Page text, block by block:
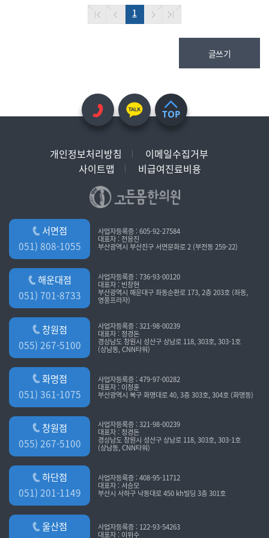
1
글쓰기
TOP
개인정보처리방침
이메일수집거부
사이트맵
비급여진료비용
서면점
051) 808-1055
사업자등록증 : 605-92-27584
대표자 : 전응진
부산광역시 부산진구 서면문화로 2 (부전동 259-22)
해운대점
051) 701-8733
사업자등록증 : 736-93-00120
대표자 : 빈창현
부산광역시 해운대구 좌동순환로 173, 2층 203호 (좌동,
영풍프라자)
창원점
055) 267-5100
사업자등록증 : 321-98-00239
대표자 : 정경돈
경상남도 창원시 성산구 상남로 118, 303호, 303-1호
(상남동, CNN타워)
화명점
051) 361-1075
사업자등록증 : 479-97-00282
대표자 : 이정훈
부산광역시 북구 화명대로 40, 3층 303호, 304호 (화명동)
창원점
055) 267-5100
사업자등록증 : 321-98-00239
대표자 : 정경돈
경상남도 창원시 성산구 상남로 118, 303호, 303-1호
(상남동, CNN타워)
하단점
051) 201-1149
사업자등록증 : 408-95-11712
대표자 : 서승모
부산시 사하구 낙동대로 450 kh빌딩 3층 301호
울산점
사업자등록증 : 122-93-54263
대표자 : 이위수